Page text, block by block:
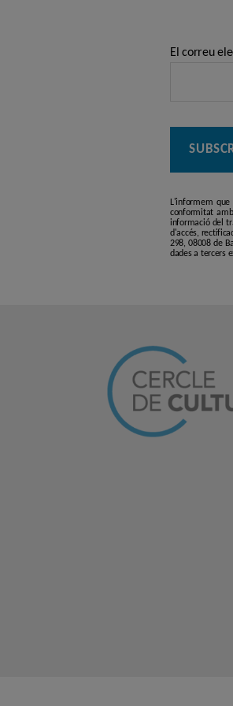
El correu
L'informem que
conformitat
informació del
d'accés,
298, 08008 de
dades a tercers